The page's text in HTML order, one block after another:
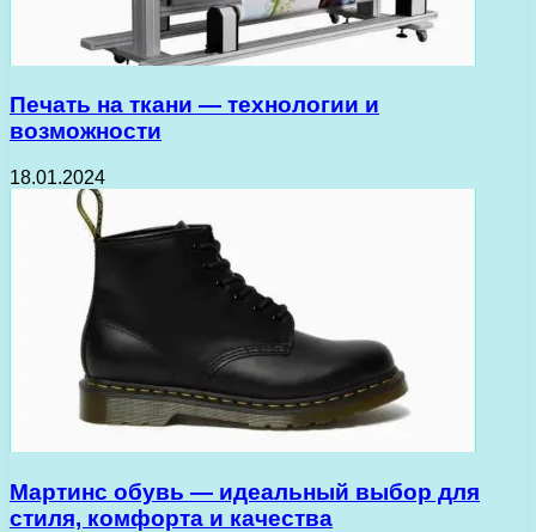
Печать на ткани — технологии и
возможности
18.01.2024
Мартинс обувь — идеальный выбор для
стиля, комфорта и качества